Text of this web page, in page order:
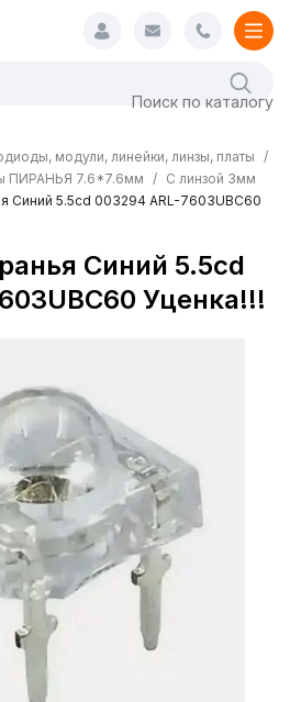
модули, линейки, линзы, платы
ПИРАНЬЯ 7.6*7.6мм
С линзой 3мм
Синий 5.5cd 003294 ARL-7603UBC60
Синий 5.5cd
Уценка!!!